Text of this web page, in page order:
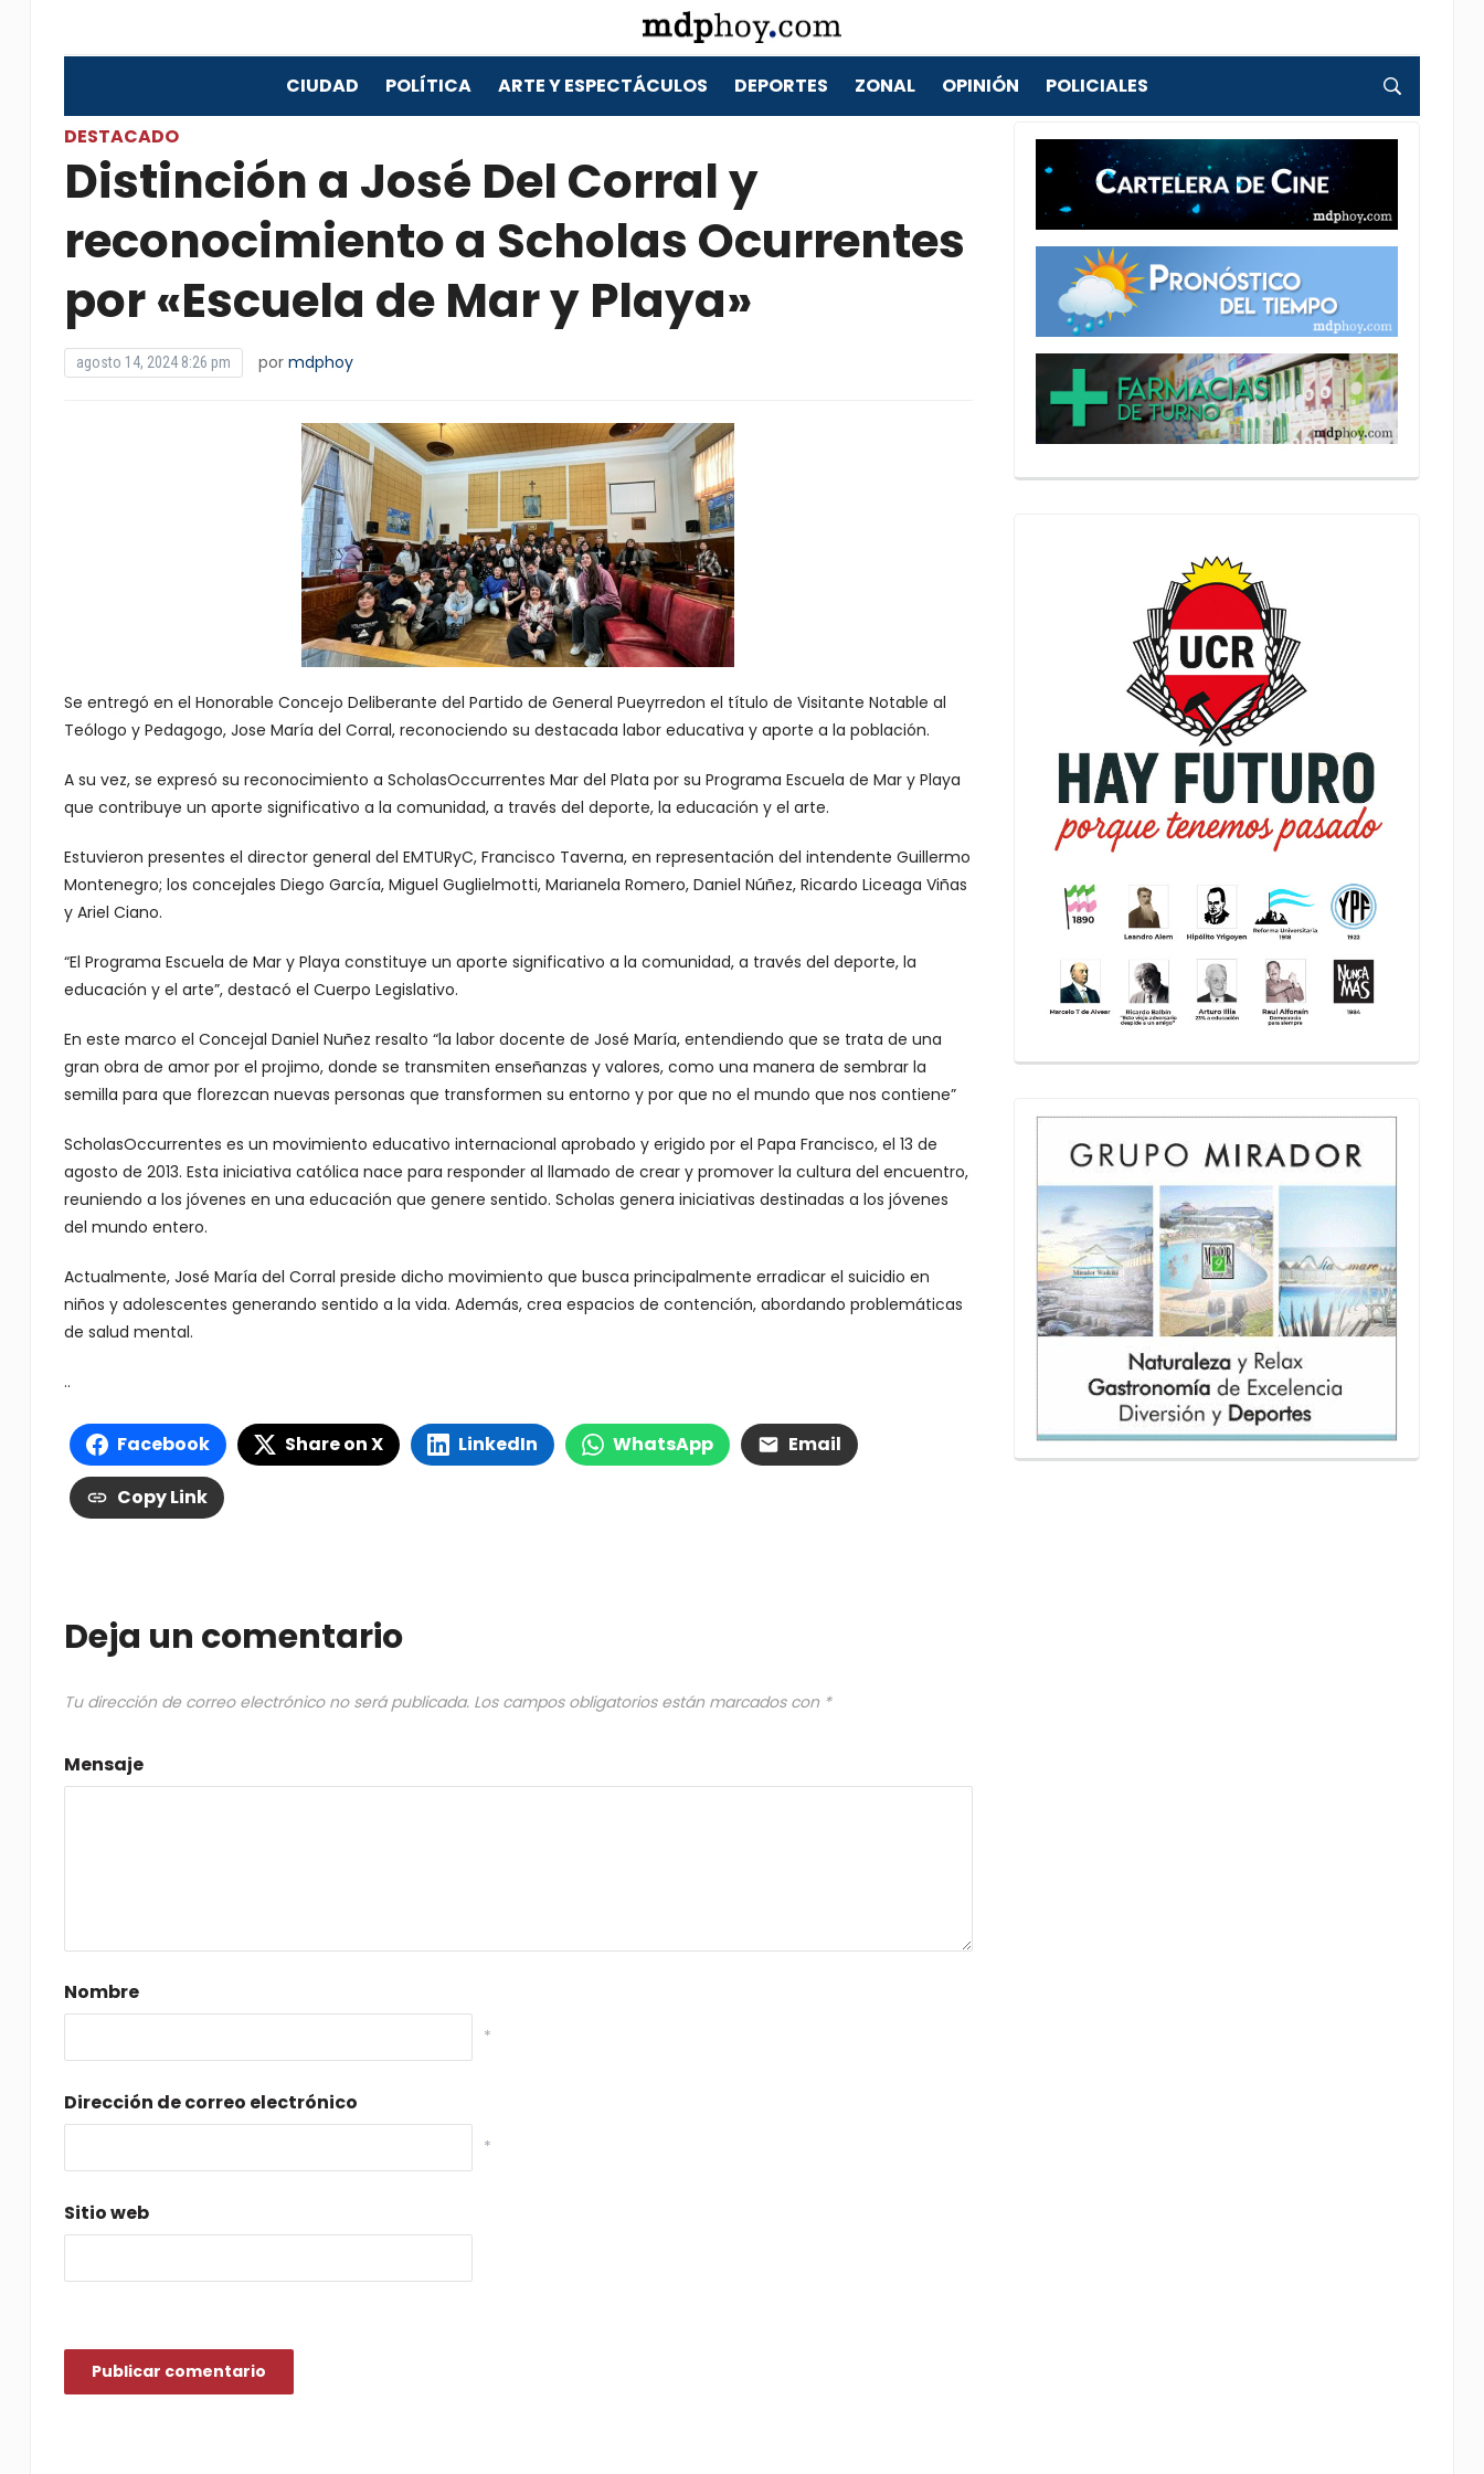
CIUDAD POLÍTICA ARTE Y ESPECTÁCULOS DEPORTES ZONAL OPINIÓN
POLICIALES
DESTACADO
Distinción a José Del Corral y
reconocimiento a Scholas Ocurrentes
por «Escuela de Mar y Playa»
agosto 14, 2024 8:26 pm por mdphoy
Se entregó en el Honorable Concejo Deliberante del Partido de General Pueyrredon el título de Visitante Notable al
Teólogo y Pedagogo, Jose María del Corral, reconociendo su destacada labor educativa y aporte a la población.
A su vez, se expresó su reconocimiento a ScholasOccurrentes Mar del Plata por su Programa Escuela de Mar y Playa
que contribuye un aporte significativo a la comunidad, a través del deporte, la educación y el arte.
Estuvieron presentes el director general del EMTURyC, Francisco Taverna, en representación del intendente Guillermo
Montenegro; los concejales Diego García, Miguel Guglielmotti, Marianela Romero, Daniel Núñez, Ricardo Liceaga Viñas
y Ariel Ciano.
“El Programa Escuela de Mar y Playa constituye un aporte significativo a la comunidad, a través del deporte, la
educación y el arte”, destacó el Cuerpo Legislativo.
En este marco el Concejal Daniel Nuñez resalto “la labor docente de José María, entendiendo que se trata de una
gran obra de amor por el projimo, donde se transmiten enseñanzas y valores, como una manera de sembrar la
semilla para que florezcan nuevas personas que transformen su entorno y por que no el mundo que nos contiene”
ScholasOccurrentes es un movimiento educativo internacional aprobado y erigido por el Papa Francisco, el 13 de
agosto de 2013. Esta iniciativa católica nace para responder al llamado de crear y promover la cultura del encuentro,
reuniendo a los jóvenes en una educación que genere sentido. Scholas genera iniciativas destinadas a los jóvenes
del mundo entero.
Actualmente, José María del Corral preside dicho movimiento que busca principalmente erradicar el suicidio en
niños y adolescentes generando sentido a la vida. Además, crea espacios de contención, abordando problemáticas
de salud mental.
..
Facebook Share on X LinkedIn WhatsApp Email
Copy Link
Deja un comentario
Tu dirección de correo electrónico no será publicada. Los campos obligatorios están marcados con *
Mensaje
Nombre
*
Dirección de correo electrónico
*
Sitio web